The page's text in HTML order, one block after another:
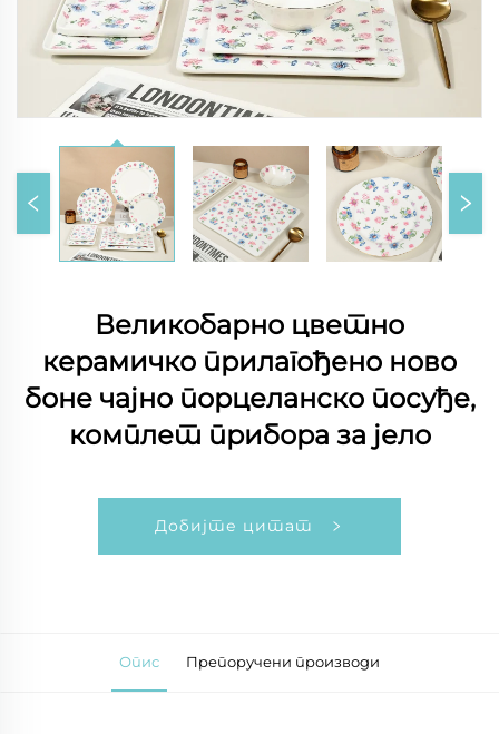
Великобарно цветно
керамичко прилагођено ново
боне чајно порцеланско посуђе,
комплет прибора за јело
Добијте цитат
Опис Препоручени производи